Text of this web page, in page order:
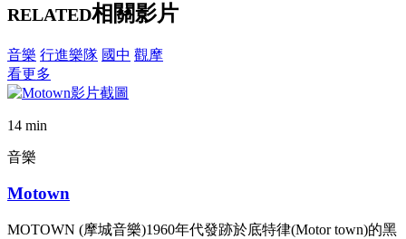
RELATED相關影片
音樂 行進樂隊 國中 觀摩
看更多
14 min
音樂
Motown
MOTOWN (摩城音樂)1960年代發跡於底特律(Motor town)的黑